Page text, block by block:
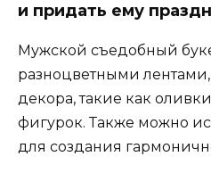
и придать ему
Мужской съедобный
разноцветными
декора, такие как
фигурок. Также можно
для создания